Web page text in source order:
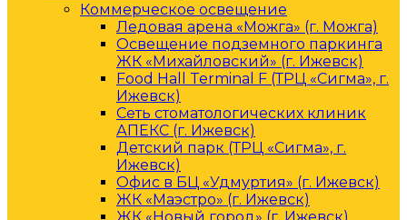
Коммерческое освещение
Ледовая арена «Можга» (г. Можга)
Освещение подземного паркинга
ЖК «Михайловский» (г. Ижевск)
Food Hall Terminal F (ТРЦ «Сигма», г.
Ижевск)
Сеть стоматологических клиник
АПЕКС (г. Ижевск)
Детский парк (ТРЦ «Сигма», г.
Ижевск)
Офис в БЦ «Удмуртия» (г. Ижевск)
ЖК «Маэстро» (г. Ижевск)